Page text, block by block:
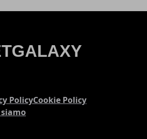
PolicyCookie Policy
siamo